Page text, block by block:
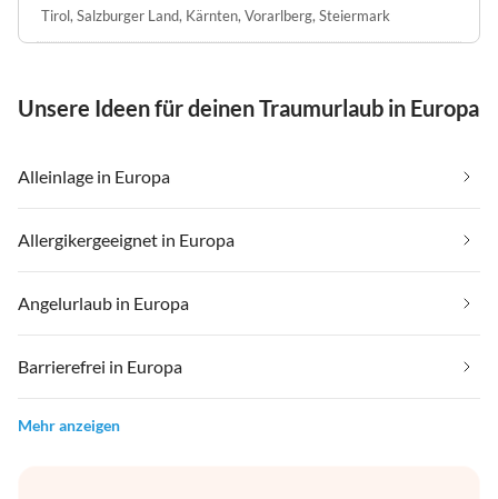
Tirol, Salzburger Land, Kärnten, Vorarlberg, Steiermark
Unsere Ideen für deinen Traumurlaub in Europa
Alleinlage in Europa
Allergikergeeignet in Europa
Angelurlaub in Europa
Barrierefrei in Europa
Mehr anzeigen